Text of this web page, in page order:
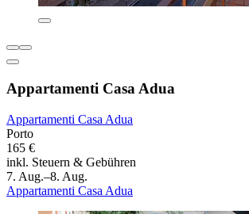
Appartamenti Casa Adua
Appartamenti Casa Adua
Porto
165 €
inkl. Steuern & Gebühren
7. Aug.–8. Aug.
Appartamenti Casa Adua